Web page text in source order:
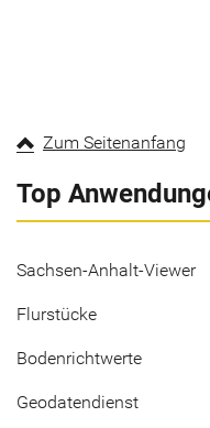
Zum Seitenanfang
Top
Sachsen-Anhalt-Viewer
Flurstücke
Bodenrichtwerte
Geodatendienst